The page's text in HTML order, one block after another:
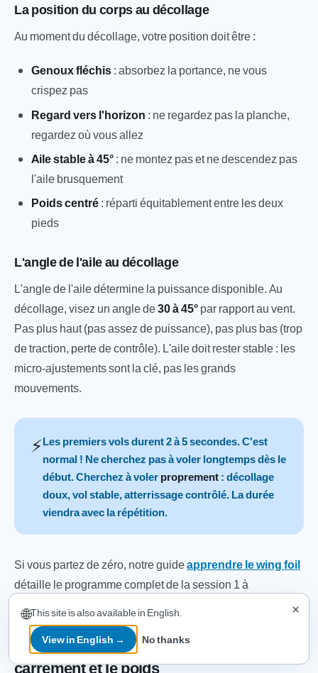
La position du corps au décollage
Au moment du décollage, votre position doit être :
Genoux fléchis: absorbez la portance, ne vous
crispez pas
Regard vers l'horizon : ne regardez pas la planche,
regardez où vous allez
Aile stable à 45°: ne montez pas et ne descendez pas
l'aile brusquement
Poids centré: réparti équitablement entre les deux
pieds
L'angle de l'aile au décollage
L'angle de l'aile détermine la puissance disponible. Au
décollage, visez un angle de30 à 45°par rapport au vent.
Pas plus haut (pas assez de puissance), pas plus bas (trop
de traction, perte de contrôle). L'aile doit rester stable : les
micro-ajustements sont la clé, pas les grands
mouvements.
⚡Les premiers vols durent 2 à 5 secondes. C'est
normal ! Ne cherchez pas à voler longtemps dès le
début. Cherchez à voler proprement : décollage
doux, vol stable, atterrissage contrôlé. La durée
viendra avec la répétition.
Si vous partez de zéro, notre guideapprendre le wing foil
détaille le programme complet de la session 1 à
4. Le vol stable : gérer la hauteur, le
carrement et le poids
🌐This site is also available in English.
View in English → No thanks
×